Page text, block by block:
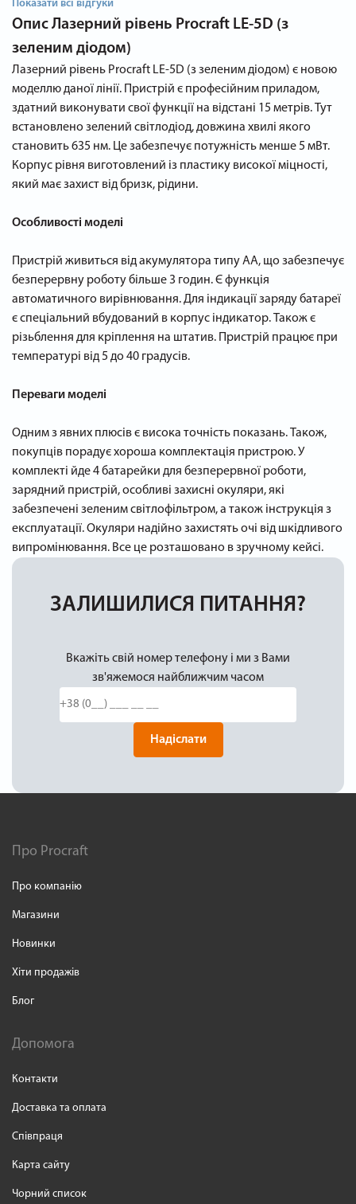
Показати всі відгуки
Опис Лазерний рівень Procraft LE-5D (з
зеленим діодом)
Лазерний рівень Procraft LE-5D (з зеленим діодом) є новою
моделлю даної лінії. Пристрій є професійним приладом,
здатний виконувати свої функції на відстані 15 метрів. Тут
встановлено зелений світлодіод, довжина хвилі якого
становить 635 нм. Це забезпечує потужність менше 5 мВт.
Корпус рівня виготовлений із пластику високої міцності,
який має захист від бризк, рідини.
Особливості моделі
Пристрій живиться від акумулятора типу АА, що забезпечує
безперервну роботу більше 3 годин. Є функція
автоматичного вирівнювання. Для індикації заряду батареї
є спеціальний вбудований в корпус індикатор. Також є
різьблення для кріплення на штатив. Пристрій працює при
температурі від 5 до 40 градусів.
Переваги моделі
Одним з явних плюсів є висока точність показань. Також,
покупців порадує хороша комплектація пристрою. У
комплекті йде 4 батарейки для безперервної роботи,
зарядний пристрій, особливі захисні окуляри, які
забезпечені зеленим світлофільтром, а також інструкція з
експлуатації. Окуляри надійно захистять очі від шкідливого
випромінювання. Все це розташовано в зручному кейсі.
ЗАЛИШИЛИСЯ ПИТАННЯ?
Вкажіть свій номер телефону і ми з Вами
зв'яжемося найближчим часом
Надіслати
Про Procraft
Про компанію
Магазини
Новинки
Хіти продажів
Блог
Допомога
Контакти
Доставка та оплата
Співпраця
Карта сайту
Чорний список